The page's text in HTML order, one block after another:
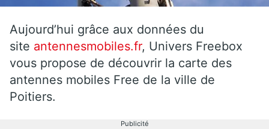
Aujourd’hui grâce aux données du
site antennesmobiles.fr, Univers Freebox
vous propose de découvrir la carte des
antennes mobiles Free de la ville de
Poitiers.
Publicité